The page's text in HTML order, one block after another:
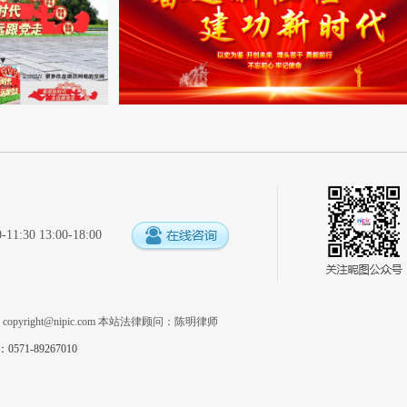
13:00-18:00
copyright@nipic.com 本站法律顾问：陈明律师
89267010